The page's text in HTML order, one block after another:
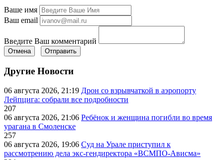
Ваше имя
Ваш email
Введите Ваш комментарий
Отмена Отправить
Другие Новости
06 августа 2026, 21:19 Дрон со взрывчаткой в аэропорту
Лейпцига: собрали все подробности
207
06 августа 2026, 21:06 Ребёнок и женщина погибли во время
урагана в Смоленске
257
06 августа 2026, 19:06 Суд на Урале приступил к
рассмотрению дела экс-гендиректора «ВСМПО-Ависма»